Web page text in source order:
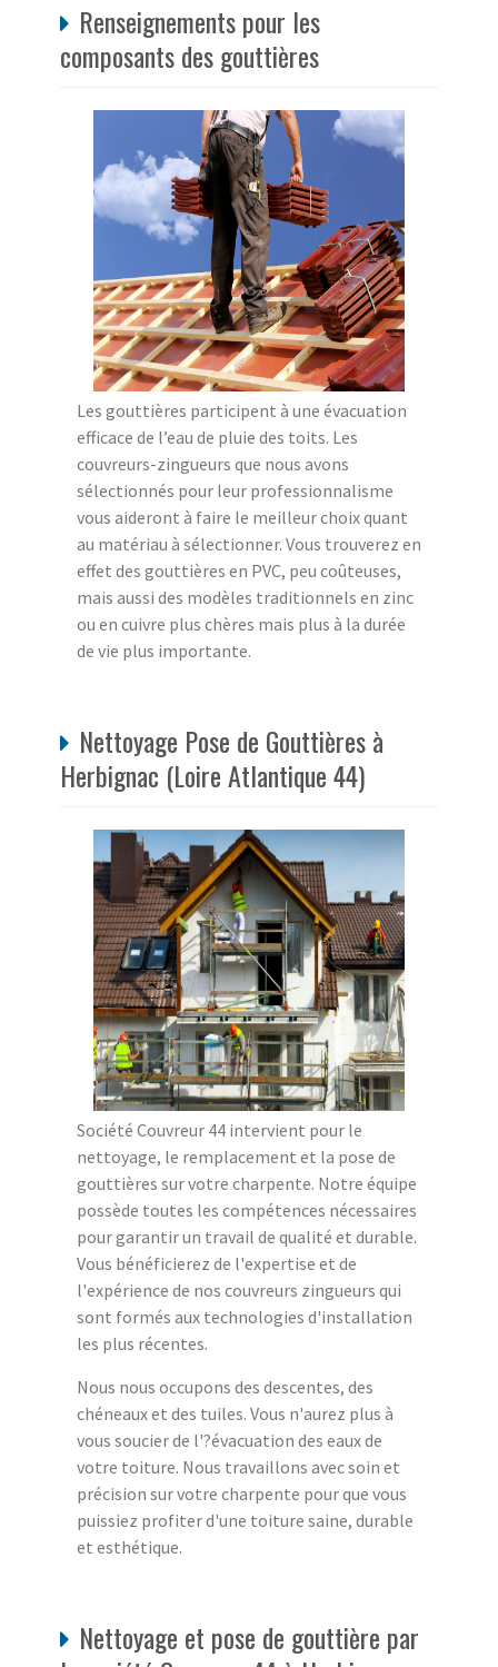
Renseignements pour les
composants des gouttières
Les gouttières participent à une évacuation
efficace de l’eau de pluie des toits. Les
couvreurs-zingueurs que nous avons
sélectionnés pour leur professionnalisme
vous aideront à faire le meilleur choix quant
au matériau à sélectionner. Vous trouverez en
effet des gouttières en PVC, peu coûteuses,
mais aussi des modèles traditionnels en zinc
ou en cuivre plus chères mais plus à la durée
de vie plus importante.
Nettoyage Pose de Gouttières à
Herbignac (Loire Atlantique 44)
Société Couvreur 44 intervient pour le
nettoyage, le remplacement et la pose de
gouttières sur votre charpente. Notre équipe
possède toutes les compétences nécessaires
pour garantir un travail de qualité et durable.
Vous bénéficierez de l'expertise et de
l'expérience de nos couvreurs zingueurs qui
sont formés aux technologies d'installation
les plus récentes.
Nous nous occupons des descentes, des
chéneaux et des tuiles. Vous n'aurez plus à
vous soucier de l'?évacuation des eaux de
votre toiture. Nous travaillons avec soin et
précision sur votre charpente pour que vous
puissiez profiter d'une toiture saine, durable
et esthétique.
Nettoyage et pose de gouttière par